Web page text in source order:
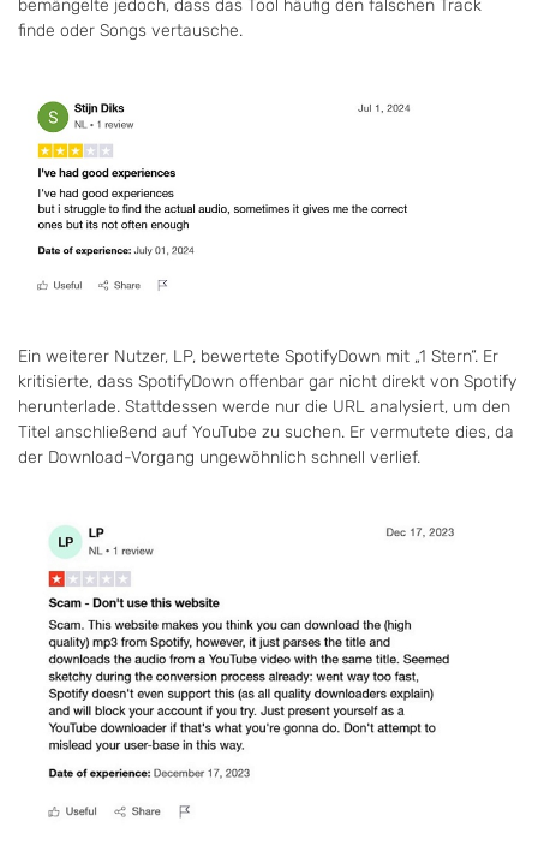
bemängelte jedoch, dass das Tool häufig den falschen Track
finde oder Songs vertausche.
Ein weiterer Nutzer, LP, bewertete SpotifyDown mit „1 Stern“. Er
kritisierte, dass SpotifyDown offenbar gar nicht direkt von Spotify
herunterlade. Stattdessen werde nur die URL analysiert, um den
Titel anschließend auf YouTube zu suchen. Er vermutete dies, da
der Download-Vorgang ungewöhnlich schnell verlief.